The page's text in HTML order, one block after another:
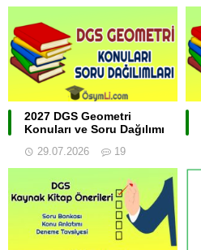
2027 DGS Geometri
Konuları ve Soru Dağılımı
29.07.2026 19